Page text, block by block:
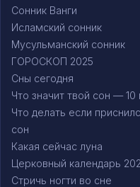
Сонник Ванги
Исламский сонник
Мусульманский сонник
ГОРОСКОП 2025
Сны сегодня
Что значит твой сон — 10
Что делать если
сон
Какая сейчас луна
Церковный календарь
Стричь ногти во сне